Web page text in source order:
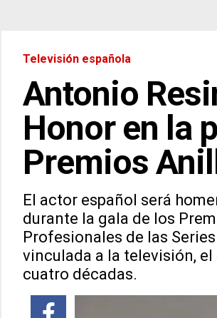
Televisión española
Antonio
Honor en la
Premios
El actor español será
durante la gala de los
Profesionales de las
vinculada a la televisión,
cuatro décadas.